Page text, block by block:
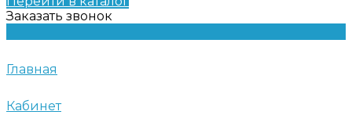
Заказать звонок
Главная
Кабинет